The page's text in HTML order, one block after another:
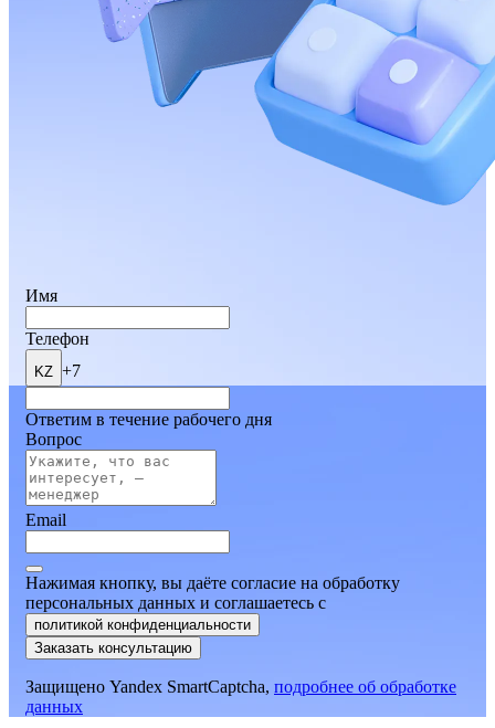
Имя
Телефон
KZ +7
Ответим в течение рабочего дня
Вопрос
Email
Нажимая кнопку, вы даёте согласие на обработку
персональных данных и соглашаетесь c
политикой конфиденциальности
Заказать консультацию
Защищено Yandex SmartCaptcha, подробнее об обработке
данных